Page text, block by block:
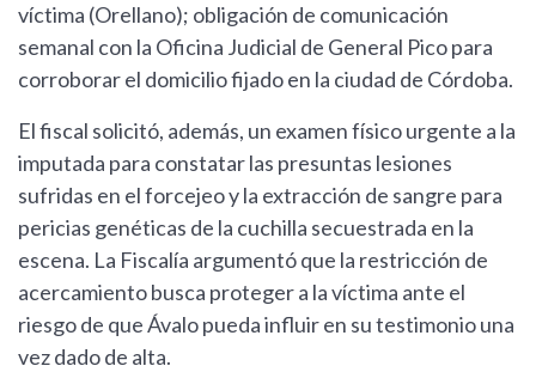
víctima (Orellano); obligación de comunicación
semanal con la Oficina Judicial de General Pico para
corroborar el domicilio fijado en la ciudad de Córdoba.
El fiscal solicitó, además, un examen físico urgente a la
imputada para constatar las presuntas lesiones
sufridas en el forcejeo y la extracción de sangre para
pericias genéticas de la cuchilla secuestrada en la
escena. La Fiscalía argumentó que la restricción de
acercamiento busca proteger a la víctima ante el
riesgo de que Ávalo pueda influir en su testimonio una
vez dado de alta.